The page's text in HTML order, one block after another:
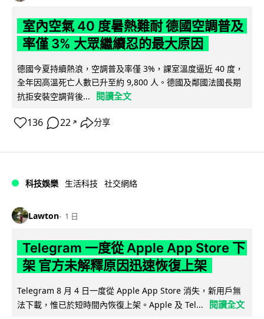
室內空氣 40 度暑熱難耐 德國空調普及
率僅 3% 大眾繼續忍的最大原因
德國今夏持續熱浪，空調普及率僅 3%，課室溫度逼近 40 度，
全年因高溫死亡人數已升至約 9,800 人。德國及鄰國法國長期
抗拒安裝空調背後...
閱讀全文
136 22 ↗ 分享
科技娛樂 生活科技 社交網絡
Lawton 1 日
Telegram 一度從 Apple App Store 下
架 官方未解釋原因迅速恢復上架
Telegram 8 月 4 日一度從 Apple App Store 消失，新用戶無
法下載，惟已於短時間內恢復上架。Apple 及 Tel...
閱讀全文